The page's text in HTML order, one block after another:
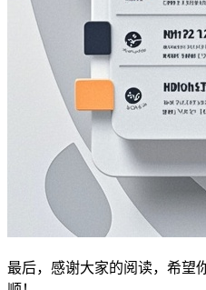
最后，感谢大家的阅读，希望